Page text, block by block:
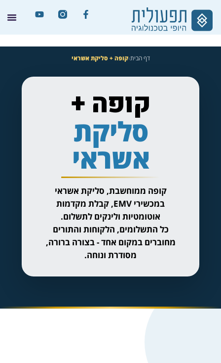
דף הבית›קופה + סליקת אשראי
קופה +
סליקת
אשראי
קופה ממוחשבת, סליקת אשראי
במכשירי EMV, קבלת מקדמות
אוטומטיות ולינקים לתשלום.
כל התשלומים, הלקוחות והתורים
מחוברים במקום אחד - בצורה ברורה,
מסודרת ונוחה.